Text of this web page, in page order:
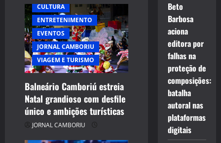
CULTURA
ENTRETENIMENTO
EVENTOS
JORNAL CAMBORIU
VIAGEM E TURISMO
Balneário Camboriú estreia
Natal grandioso com desfile
único e ambições turísticas
JORNAL CAMBORIU
Beto
Barbosa
aciona
editora por
falhas na
proteção de
composições:
batalha
autoral nas
plataformas
digitais